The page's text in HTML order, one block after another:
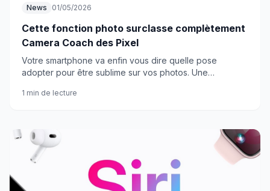
News 01/05/2026
Cette fonction photo surclasse complètement
Camera Coach des Pixel
Votre smartphone va enfin vous dire quelle pose
adopter pour être sublime sur vos photos. Une
fade.
1 min de lecture